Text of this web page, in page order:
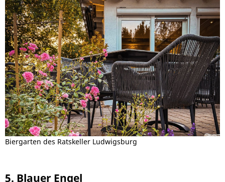
Biergarten des Ratskeller Ludwigsburg
5. Blauer Engel